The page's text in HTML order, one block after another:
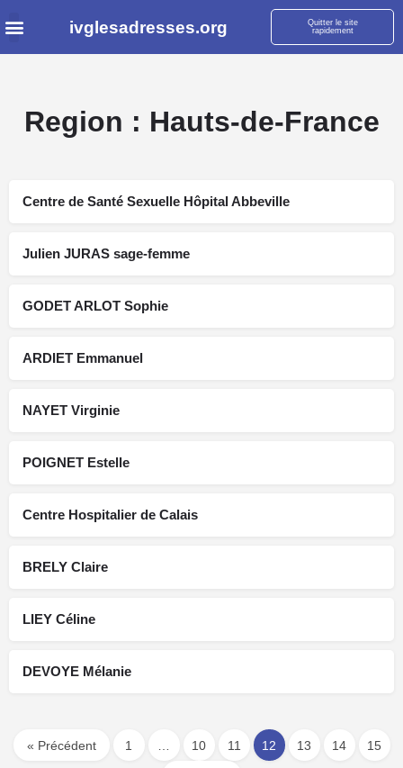
ivglesadresses.org
Quitter le site
rapidement
Region : Hauts-de-France
Centre de Santé Sexuelle Hôpital Abbeville
Julien JURAS sage-femme
GODET ARLOT Sophie
ARDIET Emmanuel
NAYET Virginie
POIGNET Estelle
Centre Hospitalier de Calais
BRELY Claire
LIEY Céline
DEVOYE Mélanie
« Précédent 1 10 11 12 13 14 15